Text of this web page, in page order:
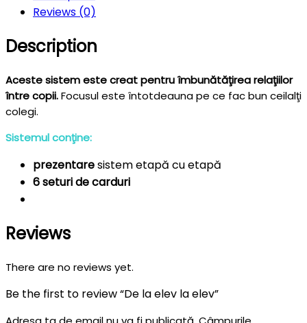
Reviews (0)
Description
Aceste sistem este creat pentru îmbunătăţirea relaţiilor
între copii.Focusul este întotdeauna pe ce fac bun ceilalţi
colegi.
Sistemul conţine:
prezentaresistem etapă cu etapă
6 seturi de carduri
Reviews
There are no reviews yet.
Be the first to review “De la elev la elev”